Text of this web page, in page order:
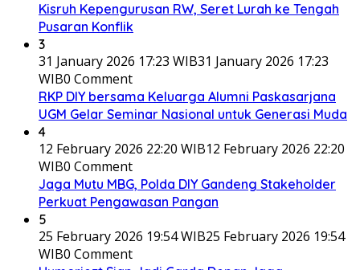
Kisruh Kepengurusan RW, Seret Lurah ke Tengah
Pusaran Konflik
3
31 January 2026 17:23 WIB31 January 2026 17:23
WIB0 Comment
RKP DIY bersama Keluarga Alumni Paskasarjana
UGM Gelar Seminar Nasional untuk Generasi Muda
4
12 February 2026 22:20 WIB12 February 2026 22:20
WIB0 Comment
Jaga Mutu MBG, Polda DIY Gandeng Stakeholder
Perkuat Pengawasan Pangan
5
25 February 2026 19:54 WIB25 February 2026 19:54
WIB0 Comment